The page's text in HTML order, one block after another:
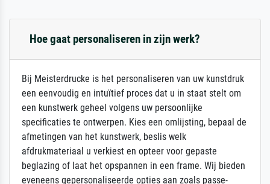
Hoe gaat personaliseren in zijn werk?
Bij Meisterdrucke is het personaliseren van uw kunstdruk
een eenvoudig en intuïtief proces dat u in staat stelt om
een kunstwerk geheel volgens uw persoonlijke
specificaties te ontwerpen. Kies een omlijsting, bepaal de
afmetingen van het kunstwerk, beslis welk
afdrukmateriaal u verkiest en opteer voor gepaste
beglazing of laat het opspannen in een frame. Wij bieden
eveneens gepersonaliseerde opties aan zoals passe-